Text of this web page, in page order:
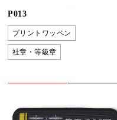
P013
プリントワッペン
社章・等級章